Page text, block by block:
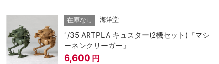
在庫なし 海洋堂
1/35 ARTPLA キュスター(2機セット)『マシ
ーネンクリーガー』
6,600 円